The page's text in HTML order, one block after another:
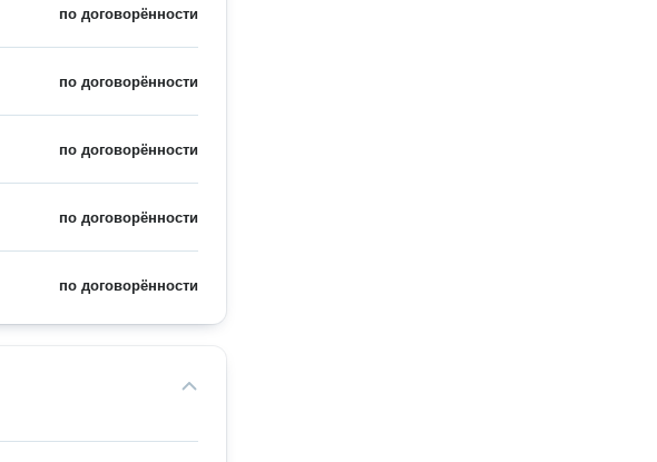
по договорённости
по договорённости
по договорённости
по договорённости
по договорённости